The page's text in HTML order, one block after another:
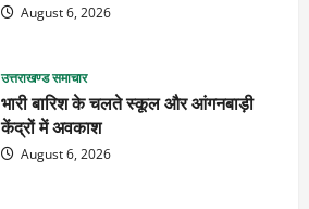
August 6, 2026
उत्तराखण्ड समाचार
भारी बारिश के चलते स्कूल और आंगनबाड़ी
केंद्रों में अवकाश
August 6, 2026